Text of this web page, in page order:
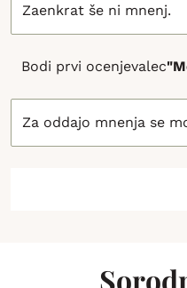
Zaenkrat še ni mnenj.
Bodi prvi ocenjevalec
Za oddajo mnenja se